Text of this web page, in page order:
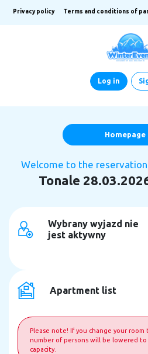
Privacy policy Terms and conditions of
Log in
Homepage
Welcome to the
Tonale
Apartment list
Please note! If you change your room
number of persons will be lowered to
capacity.
Wybrany wyjazd nie
jest aktywny